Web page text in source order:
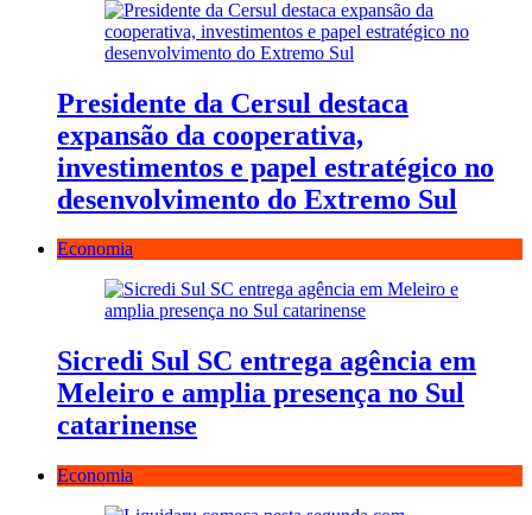
Presidente da Cersul destaca
expansão da cooperativa,
investimentos e papel estratégico no
desenvolvimento do Extremo Sul
Economia
Sicredi Sul SC entrega agência em
Meleiro e amplia presença no Sul
catarinense
Economia